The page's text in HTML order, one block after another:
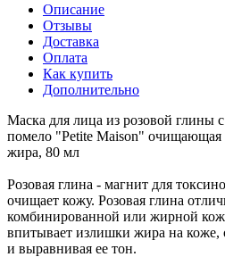
Описание
Отзывы
Доставка
Оплата
Как купить
Дополнительно
Маска для лица из розовой глины
помело "Petite Maison"
жира, 80 мл
Розовая глина - магнит для
очищает кожу. Розовая глина
комбинированной или жирной
впитывает излишки жира на
и выравнивая ее тон.